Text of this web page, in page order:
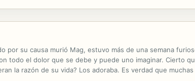
por su causa murió Mag, estuvo más de una semana
todo el dolor que se debe y puede uno imaginar. Cierto
la razón de su vida? Los adoraba. Es verdad que